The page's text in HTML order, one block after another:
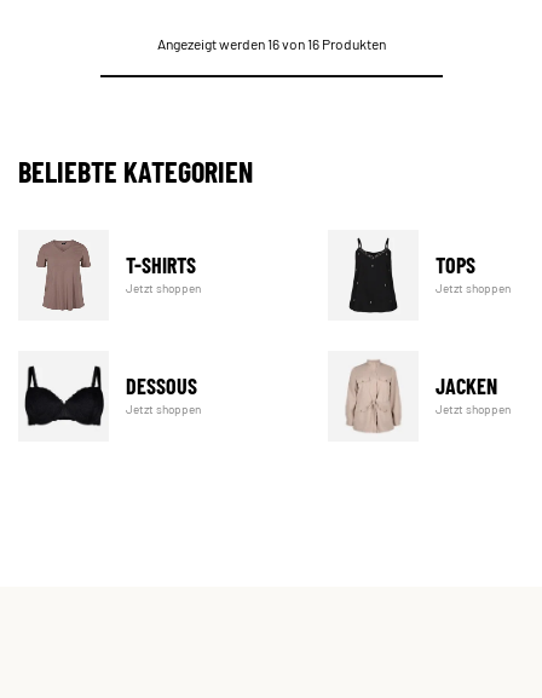
Angezeigt werden 16 von 16 Produkten
BELIEBTE KATEGORIEN
T-SHIRTS
Jetzt shoppen
TOPS
Jetzt shoppen
DESSOUS
Jetzt shoppen
JACKEN
Jetzt shoppen